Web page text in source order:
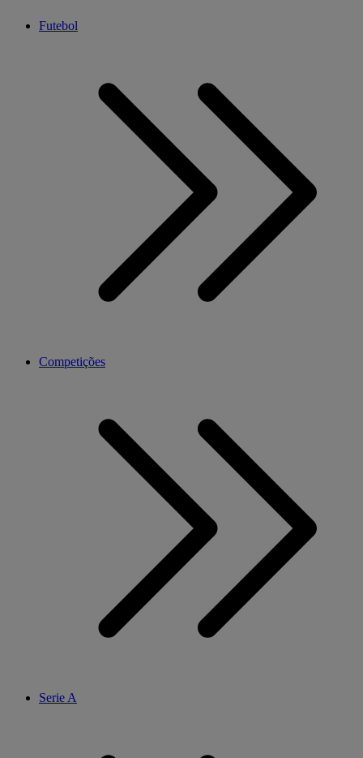
Futebol
Competições
Serie A